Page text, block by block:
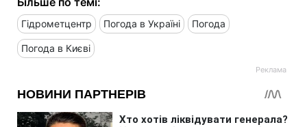
Гідрометцентр Погода в Україні Погода
Погода в Києві